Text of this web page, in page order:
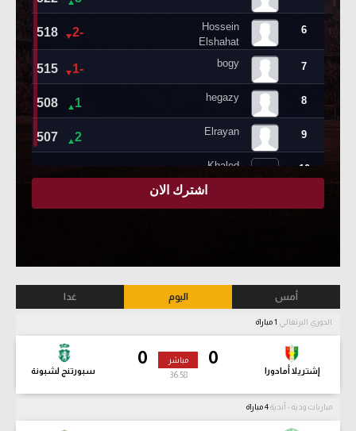
أمس اليوم غدا
الدوري البرتغالي
0
إشتريلا أمادورا
0
سبورتنج لشبونة
مباشر
36:59
مباريات ودية - أندية